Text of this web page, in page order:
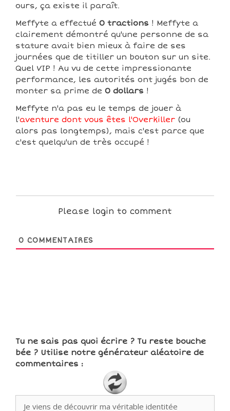
ours, ça existe il paraît.
Meffyte a effectué 0 tractions ! Meffyte a
clairement démontré qu'une personne de sa
stature avait bien mieux à faire de ses
journées que de titiller un bouton sur un site.
Quel VIP ! Au vu de cette impressionante
performance, les autorités ont jugés bon de
monter sa prime de 0 dollars !
Meffyte n'a pas eu le temps de jouer à
l'aventure dont vous êtes l'Overkiller (ou
alors pas longtemps), mais c'est parce que
c'est quelqu'un de très occupé !
Please login to comment
0 COMMENTAIRES
Tu ne sais pas quoi écrire ? Tu reste bouche
bée ? Utilise notre générateur aléatoire de
commentaires :